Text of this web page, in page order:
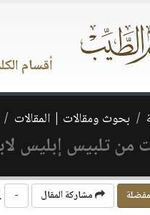
أقسام
بحوث ومقالات | المقالات
من تلبيس إبليس
مشاركة المقال -